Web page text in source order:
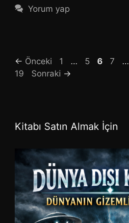
Yorum yap
← Önceki Sayfa
1 … Sayfa
5 Sayfa
6 Sayfa
7 …
19
Sonraki →
Kitabı Satın Almak İçin